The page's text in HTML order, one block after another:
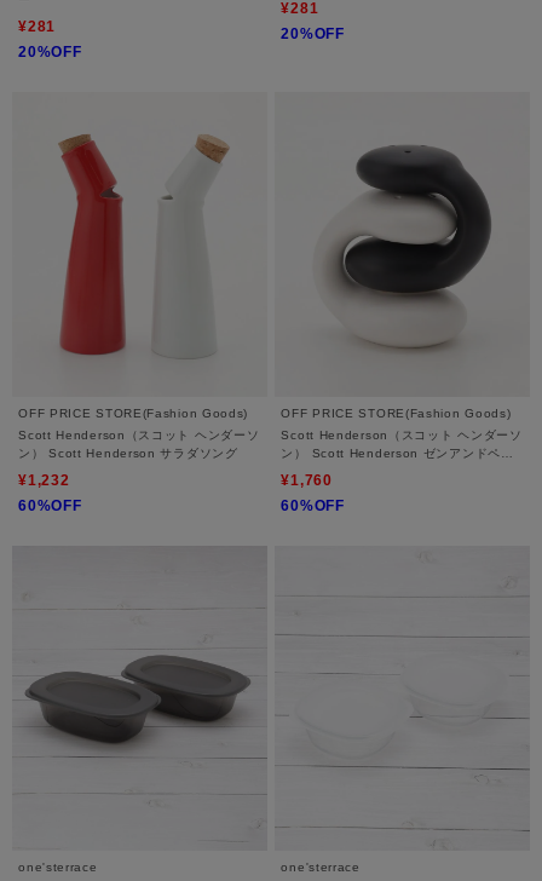
¥281
20%OFF
¥281
20%OFF
OFF PRICE STORE(Fashion Goods)
Scott Henderson（スコット ヘンダーソ
ン） Scott Henderson サラダソング
¥1,232
60%OFF
OFF PRICE STORE(Fashion Goods)
Scott Henderson（スコット ヘンダーソ
ン） Scott Henderson ゼンアンドペッ
¥1,760
60%OFF
one'sterrace
one'sterrace